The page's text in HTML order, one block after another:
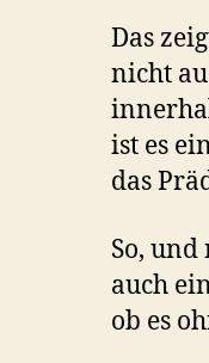
Das
nicht
ist es
das
So,
auch
ob es